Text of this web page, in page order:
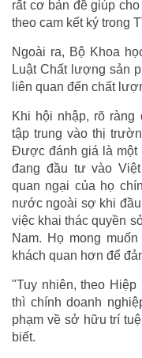
rất cơ bản đề giúp
theo cam kết ký trong
Ngoài ra, Bộ Khoa
Luật Chất lượng sản
liên quan đến chất
Khi hội nhập, rõ ràng
tập trung vào thị
Được đánh giá là một
đang đầu tư vào
quan ngại của họ
nước ngoài sợ khi
việc khai thác quyền
Nam. Họ mong
khách quan hơn để
"Tuy nhiên, theo
thì chính doanh
phạm về sở hữu trí
biết.